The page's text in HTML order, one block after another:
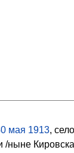
мая 1913,
/ныне